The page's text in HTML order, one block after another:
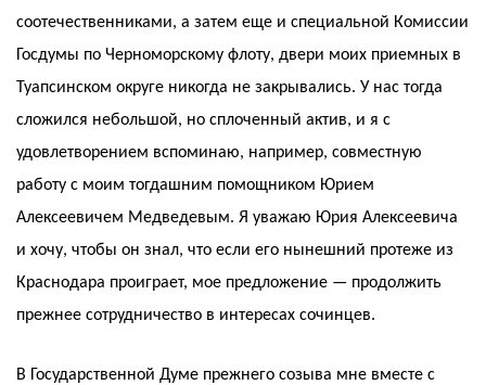
соотечественниками, а затем еще и специальной Комиссии
Госдумы по Черноморскому флоту, двери моих приемных в
Туапсинском округе никогда не закрывались. У нас тогда
сложился небольшой, но сплоченный актив, и я с
удовлетворением вспоминаю, например, совместную
работу с моим тогдашним помощником Юрием
Алексеевичем Медведевым. Я уважаю Юрия Алексеевича
и хочу, чтобы он знал, что если его нынешний протеже из
Краснодара проиграет, мое предложение — продолжить
прежнее сотрудничество в интересах сочинцев.
В Государственной Думе прежнего созыва мне вместе с